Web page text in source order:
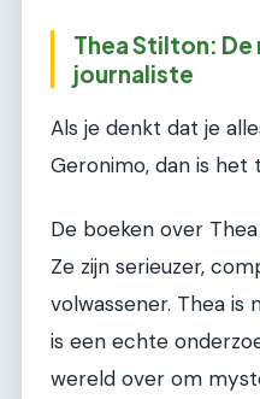
Thea Stilton:
journaliste
Als je denkt dat je
Geronimo, dan is het
De boeken over
Ze zijn serieuzer,
volwassener. Thea is
is een echte
wereld over om